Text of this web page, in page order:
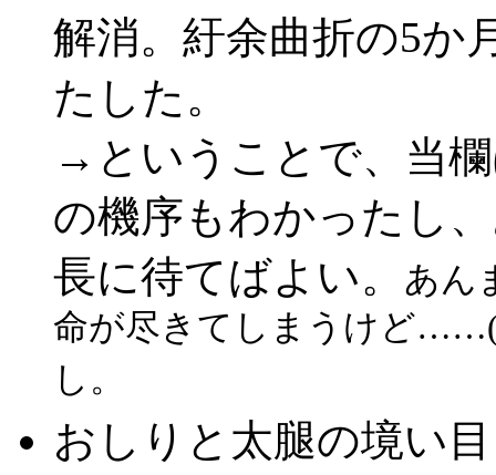
解消。紆余曲折の5か
たした。
→ということで、当
の機序もわかったし
長に待てばよい。
あん
命が尽きてしまうけど
し。
おしりと太腿の境い